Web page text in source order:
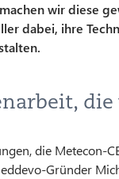
wir diese
dabei, ihre
die Metecon-
Gründer